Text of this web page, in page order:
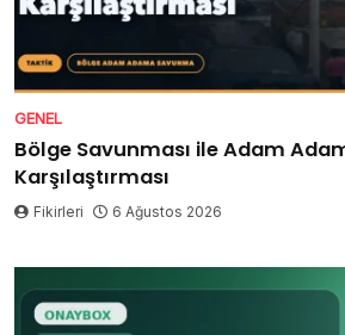
GENEL
Bölge Savunması ile Adam
Karşılaştırması
Fikirleri 6 Ağustos 2026